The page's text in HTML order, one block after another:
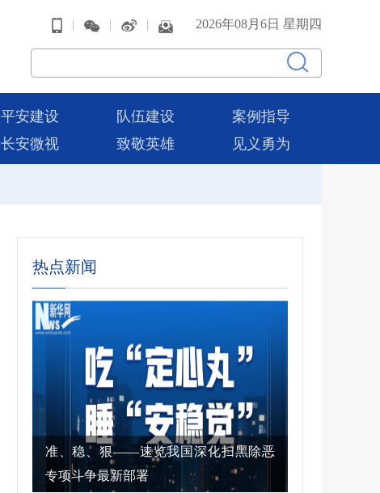
| | | 2026年08月6日 星期四
平安建设 队伍建设
案例指导
长安微视 致敬英雄 见义勇为
热点新闻
准、稳、狠——速览我国深化扫黑除恶
专项斗争最新部署